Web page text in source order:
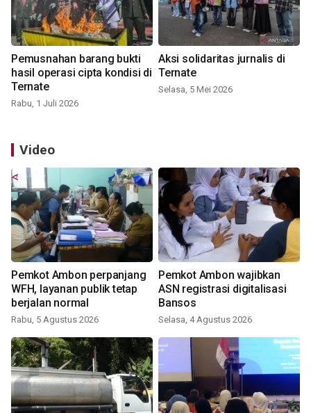
Pemusnahan barang bukti
hasil operasi cipta kondisi di
Ternate
Rabu, 1 Juli 2026
Aksi solidaritas jurnalis di
Ternate
Selasa, 5 Mei 2026
Video
Pemkot Ambon perpanjang
WFH, layanan publik tetap
berjalan normal
Rabu, 5 Agustus 2026
Pemkot Ambon wajibkan
ASN registrasi digitalisasi
Bansos
Selasa, 4 Agustus 2026